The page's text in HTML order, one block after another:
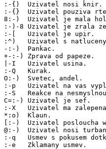
:-{)  Uzivatel nosi knir.
:-{}  Uzivatel pouziva
8:-)  Uzivatel je mala
:-)-8 Uzivatel je zrala
:-[   Uzivatel je upir.
:^)   Uzivatel s
-:-)  Pankac.
+-:-) Zprava od papeze.
|-I   Uzivatel usina.
:-Q   Kurak.
O:-)  Svetec, andel.
:-p   Uzivatel na vas
:-S   Reakce na nesmyslnou
C=:-) Uzivatel je sef.
:-X   Uzivatel ma
*:o)  Klaun.
[:-)  Uzivatel posloucha
@:-)  Uzivatel nosi
:-q   Usmev s pokusem
:-e   Zklamany usmev.